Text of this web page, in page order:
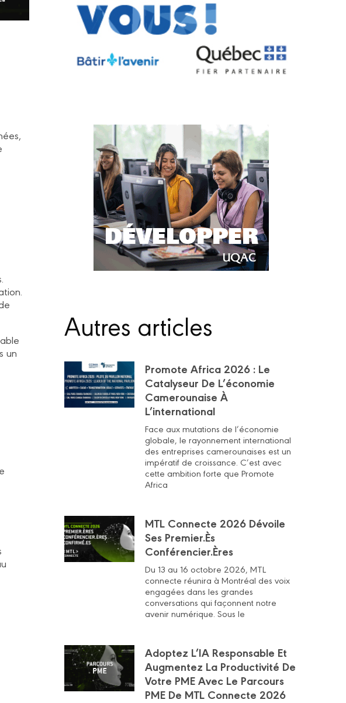
un
Autres articles
Promote Africa 2026 : Le
Catalyseur De L’économie
Camerounaise À
L’international
Face aux mutations de l’économie
globale, le rayonnement international
des entreprises camerounaises est un
impératif de croissance. C’est avec
cette ambition forte que Promote
Africa
MTL Connecte 2026 Dévoile
Ses Premier.ès
Conférencier.ères
Du 13 au 16 octobre 2026, MTL
connecte réunira à Montréal des voix
engagées dans les grandes
conversations qui façonnent notre
avenir numérique. Sous le
Adoptez L’IA Responsable Et
Augmentez La Productivité De
Votre PME Avec Le Parcours
PME De MTL Connecte 2026